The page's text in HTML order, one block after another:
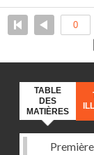
TABLE
DES
MATIÈRES